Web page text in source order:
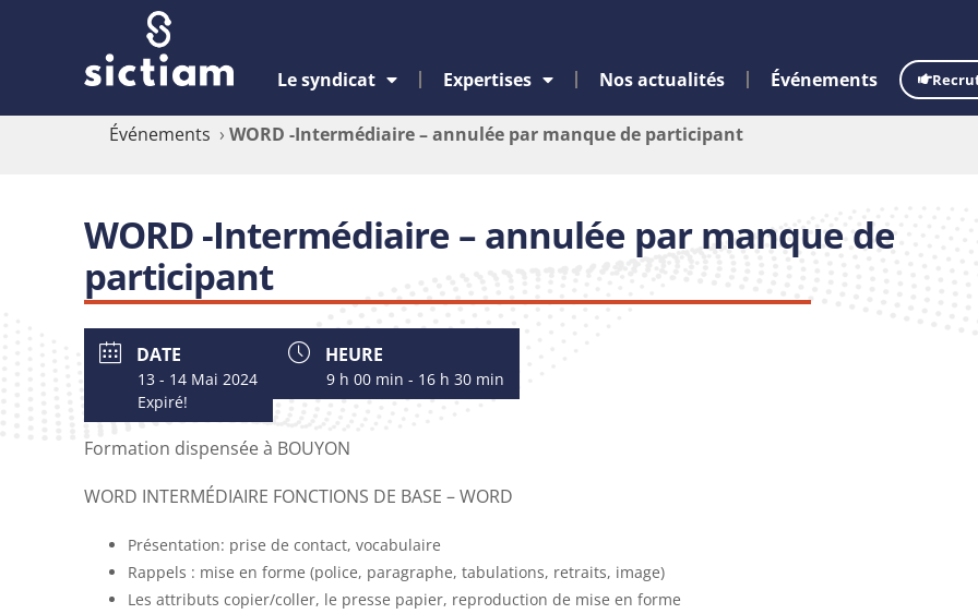
Le syndicat Expertises Nos actualités Événements
Événements › WORD -Intermédiaire – annulée par manque de participant
WORD -Intermédiaire – annulée par manque de
participant
DATE
13 - 14 Mai 2024
Expiré!
HEURE
9 h 00 min - 16 h 30 min
Formation dispensée à BOUYON
WORD INTERMÉDIAIRE FONCTIONS DE BASE – WORD
Présentation: prise de contact, vocabulaire
Rappels : mise en forme (police, paragraphe, tabulations, retraits, image)
Les attributs copier/coller, le presse papier, reproduction de mise en forme